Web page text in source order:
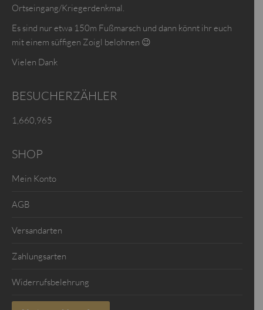
Ortseingang/Kriegerdenkmal.
Es sind nur etwa 150m Fußmarsch und dann könnt ihr euch
mit einem süffigen Zoigl belohnen 😉
Vielen Dank
BESUCHERZÄHLER
1,660,965
SHOP
Mein Konto
AGB
Versandarten
Zahlungsarten
Widerrufsbelehrung